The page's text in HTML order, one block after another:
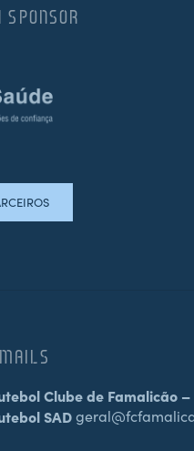
Clube de Famalicão –
SAD